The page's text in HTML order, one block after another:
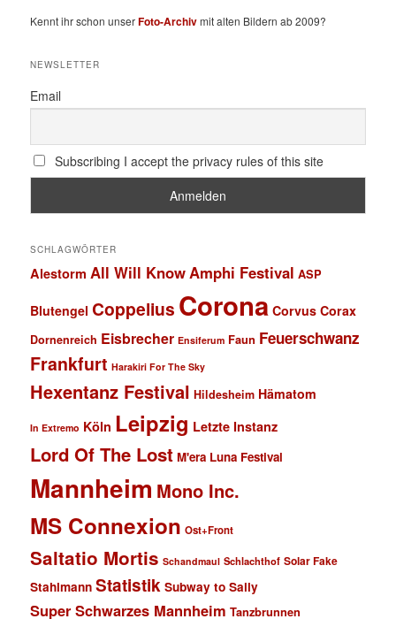
Kennt ihr schon unserFoto-Archivmit alten Bildern ab 2009?
NEWSLETTER
Email
Subscribing I accept the privacy rules of this site
SCHLAGWÖRTER
Alestorm All Will KnowAmphi Festival ASP
Blutengel Coppelius Corona Corvus Corax
Dornenreich Eisbrecher Ensiferum Faun Feuerschwanz
Frankfurt Harakiri For The Sky
Hexentanz Festival Hildesheim Hämatom
In Extremo Köln Leipzig Letzte Instanz
Lord Of The Lost M'era Luna Festival
Mannheim Mono Inc.
MS Connexion Ost+Front
Saltatio Mortis Schandmaul Schlachthof Solar Fake
Stahlmann Statistik Subway to Sally
Super Schwarzes Mannheim Tanzbrunnen